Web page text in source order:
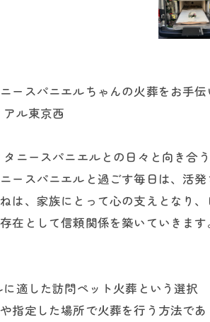
ースパニエルちゃんの火葬をお手
ル東京西
ニースパニエルとの日々と向き合う
ースパニエルと過ごす毎日は、活
は、家族にとって心の支えとなり
在として信頼関係を築いていきま
適した訪問ペット火葬という選択
指定した場所で火葬を行う方法で